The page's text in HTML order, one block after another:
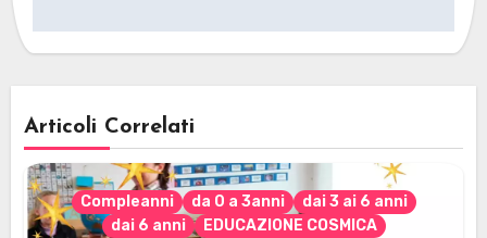
Articoli Correlati
Compleanni da 0 a 3anni
dai 3 ai 6 anni
dai 6 anni
EDUCAZIONE COSMICA